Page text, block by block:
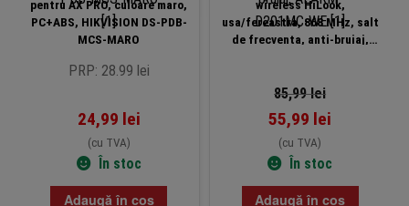
pentru AX PRO, culoare maro,
PC+ABS, HIKVISION DS-PDB-
MCS-MARO
PRP: 28.99 lei
24,99 lei
(cu TVA)
În stoc
Adaugă în coș
wireless HiLook,
usa/fereastra, 868 MHz, salt
de frecventa, anti-bruiaj,
85,99lei
55,99 lei
(cu TVA)
În stoc
Adaugă în coș